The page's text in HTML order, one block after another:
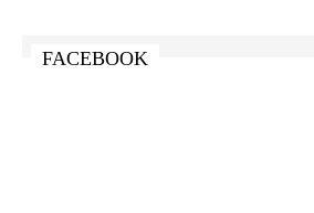
FACEBOOK